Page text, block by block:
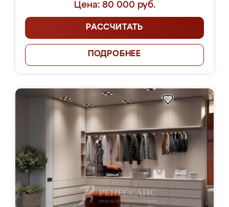
Цена: 80 000 руб.
РАССЧИТАТЬ
ПОДРОБНЕЕ